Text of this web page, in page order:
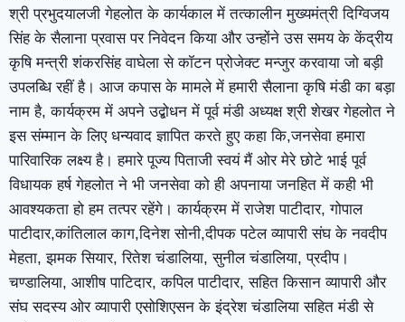
श्री प्रभुदयालजी गेहलोत के कार्यकाल में तत्कालीन मुख्यमंत्री दिग्विजय
सिंह के सैलाना प्रवास पर निवेदन किया और उन्होंने उस समय के केंद्रीय
कृषि मन्त्री शंकरसिंह वाघेला से कॉटन प्रोजेक्ट मन्जुर करवाया जो बड़ी
उपलब्धि रहीं है। आज कपास के मामले में हमारी सैलाना कृषि मंडी का बड़ा
नाम है, कार्यक्रम में अपने उद्बोधन में पूर्व मंडी अध्यक्ष श्री शेखर गेहलोत ने
इस संम्मान के लिए धन्यवाद ज्ञापित करते हुए कहा कि,जनसेवा हमारा
पारिवारिक लक्ष्य है। हमारे पूज्य पिताजी स्वयं मैं ओर मेरे छोटे भाई पूर्व
विधायक हर्ष गेहलोत ने भी जनसेवा को ही अपनाया जनहित में कही भी
आवश्यकता हो हम तत्पर रहेंगे। कार्यक्रम में राजेश पाटीदार, गोपाल
पाटीदार,कांतिलाल काग,दिनेश सोनी,दीपक पटेल व्यापारी संघ के नवदीप
मेहता, झमक सियार, रितेश चंडालिया, सुनील चंडालिया, प्रदीप।
चण्डालिया, आशीष पाटिदार, कपिल पाटीदार, सहित किसान व्यापारी और
संघ सदस्य ओर व्यापारी एसोशिएसन के इंद्रेश चंडालिया सहित मंडी से